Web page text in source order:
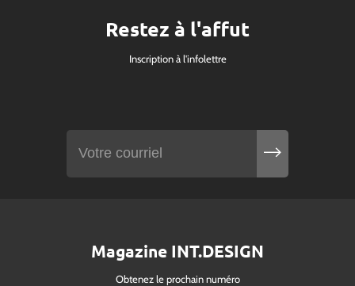
Restez à l'affut
Inscription à l'infolettre
Magazine INT.DESIGN
Obtenez le prochain numéro